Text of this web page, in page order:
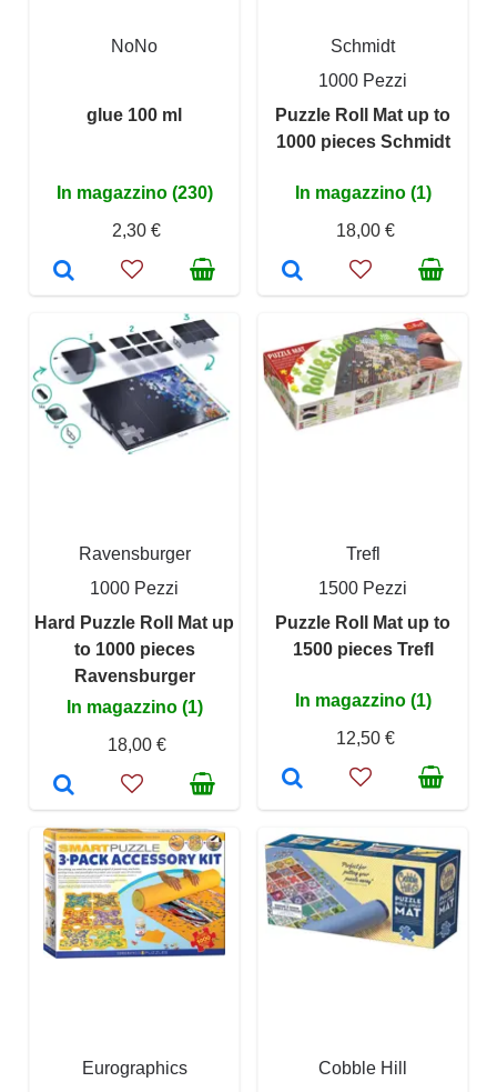
NoNo
glue 100 ml
In magazzino (230)
2,30 €
Schmidt
1000 Pezzi
Puzzle Roll Mat up to
1000 pieces Schmidt
In magazzino (1)
18,00 €
Ravensburger
1000 Pezzi
Hard Puzzle Roll Mat up
to 1000 pieces
Ravensburger
In magazzino (1)
18,00 €
Trefl
1500 Pezzi
Puzzle Roll Mat up to
1500 pieces Trefl
In magazzino (1)
12,50 €
Eurographics
Cobble Hill